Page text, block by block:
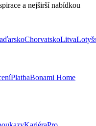
a nejširší nabídkou
ChorvatskoLitva
PlatbaBonami Home